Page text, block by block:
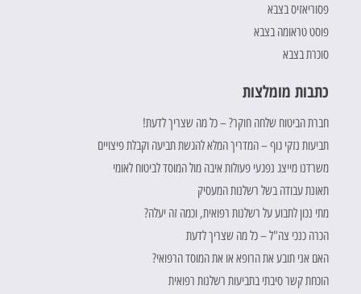
פסוריאזיס בצבא
פוסט טראומה בצבא
סוכרת בצבא
כתבות מומלצות
חברת הביטוח שלחה חוקר? – כל מה שצריך לדעת!
תביעות נזקי גוף – המדריך המלא להגשת תביעה וקבלת פיצויים
משרדנו מייצג נפגעי פעולות איבה מול המוסד לביטוח לאומי
תאונת עבודה בשל רשלנות המעסיק
מתי נכון לתבוע על רשלנות רפואית, וכמה זה יעלה?
הכרה כנכי צה"ל – כל מה שצריך לדעת
האם אני תובע את הרופא או את המוסד הרפואי?
הוכחת קשר סיבתי בתביעות רשלנות רפואית